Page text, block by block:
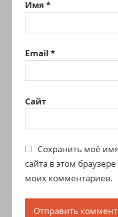
Имя *
Email *
Сайт
Сохранить моё
сайта в этом
моих комментариев.